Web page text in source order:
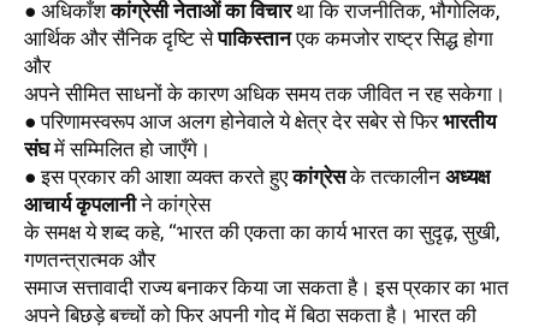
● अधिकाँश कांग्रेसी नेताओं का विचार था कि राजनीतिक, भौगोलिक,
आर्थिक और सैनिक दृष्टि से पाकिस्तान एक कमजोर राष्ट्र सिद्ध होगा
और
अपने सीमित साधनों के कारण अधिक समय तक जीवित न रह सकेगा।
● परिणामस्वरूप आज अलग होनेवाले ये क्षेत्र देर सबेर से फिर भारतीय
संघ में सम्मिलित हो जाएँगे।
● इस प्रकार की आशा व्यक्त करते हुए कांग्रेस के तत्कालीन अध्यक्ष
आचार्य कृपलानी ने कांग्रेस
के समक्ष ये शब्द कहे, ‘‘भारत की एकता का कार्य भारत का सुदृढ़, सुखी,
गणतन्त्रात्मक और
समाज सत्तावादी राज्य बनाकर किया जा सकता है। इस प्रकार का भात
अपने बिछड़े बच्चों को फिर अपनी गोद में बिठा सकता है। भारत की